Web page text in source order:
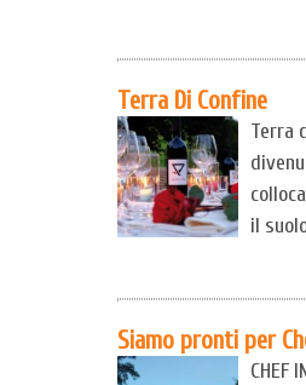
Terra Di Confine
Terra
il
Siamo pronti per
CHEF